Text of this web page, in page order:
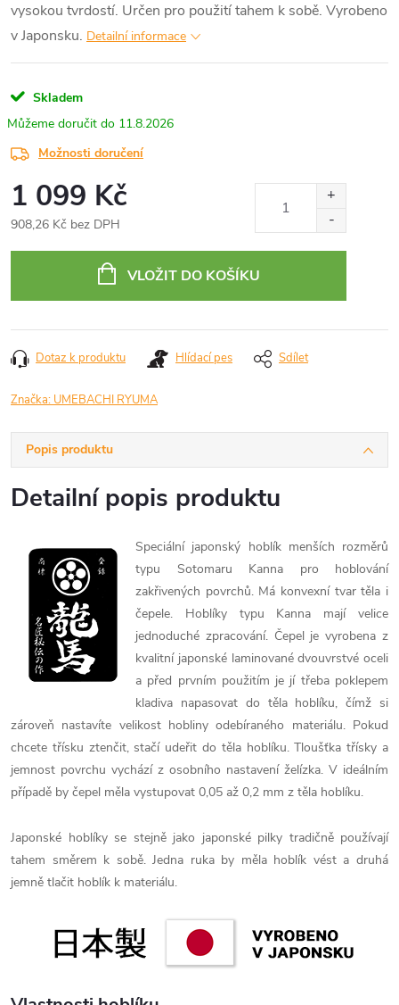
vysokou tvrdostí. Určen pro použití tahem k sobě. Vyrobeno
v Japonsku. Detailní informace
Skladem
11.8.2026
Možnosti doručení
1 099 Kč
908,26 Kč bez DPH
VLOŽIT DO KOŠÍKU
Dotaz k produktu Hlídací pes Sdílet
Značka: UMEBACHI RYUMA
Popis produktu
Detailní popis produktu
Speciální japonský hoblík menších rozměrů
typu Sotomaru Kanna pro hoblování
zakřivených povrchů. Má konvexní tvar těla i
čepele. Hoblíky typu Kanna mají velice
jednoduché zpracování. Čepel je vyrobena z
kvalitní japonské laminované dvouvrstvé oceli
a před prvním použitím je jí třeba poklepem
kladiva napasovat do těla hoblíku, čímž si
zároveň nastavíte velikost hobliny odebíraného materiálu. Pokud
chcete třísku ztenčit, stačí udeřit do těla hoblíku. Tloušťka třísky a
jemnost povrchu vychází z osobního nastavení želízka. V ideálním
případě by čepel měla vystupovat 0,05 až 0,2 mm z těla hoblíku.
Japonské hoblíky se stejně jako japonské pilky tradičně používají
tahem směrem k sobě. Jedna ruka by měla hoblík vést a druhá
jemně tlačit hoblík k materiálu.